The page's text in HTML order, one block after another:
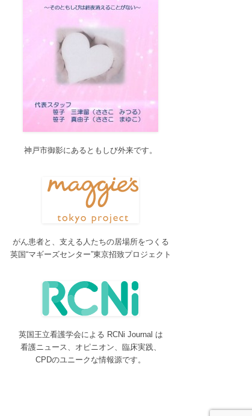
くなります。 皆様ご迷惑をお掛けいた...
11月1日をもって組織を合同会社に改め、Silex
Press合同会社を設立いたしました。
Global Health Review食は「地中海的」に?
しました。
サービス内容のページに「医の知の共有」を追加し
め、一部カテゴリーが表示されなくなります。ご迷
惑をおかけしますが、何卒ご理解いただけますよう
お願いいたします。
Neurosurgery Summary・Pituitary Summaryにおい
て、分類を追加しました。各一覧の右側の「カテゴ
脳神経外科関連論文をエキスパートが海外誌から厳
選し日本語で紹介するNeurosurgery Summaryを公
2016/08/08
間脳下垂体を中心とした論文をエキスパートが海外
誌から厳選し日本語で紹介するPituitary Summaryを
神戸市御影にあるともしび外来です。
がん患者と、支える人たちの居場所をつくる
英国“マギーズセンター”東京招致プロジェクト
英国王立看護学会による RCNi Journal は
看護ニュース、オピニオン、臨床実践、
CPDのユニークな情報源です。